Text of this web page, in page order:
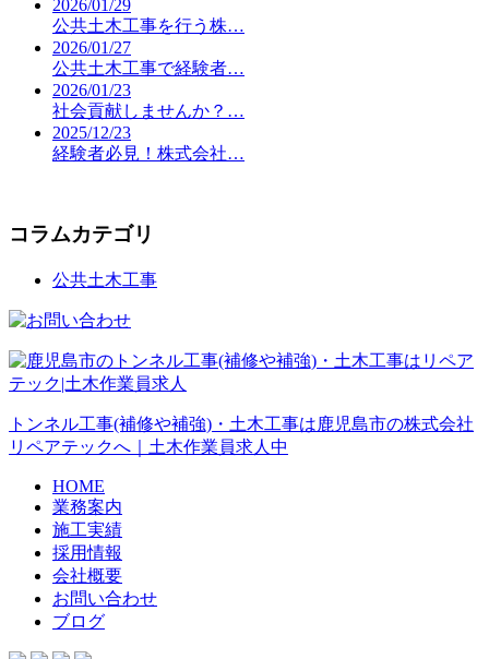
2026/01/29
公共土木工事を行う株…
2026/01/27
公共土木工事で経験者…
2026/01/23
社会貢献しませんか？…
2025/12/23
経験者必見！株式会社…
コラムカテゴリ
公共土木工事
トンネル工事(補修や補強)・土木工事は鹿児島市の株式会社
リペアテックへ｜土木作業員求人中
HOME
業務案内
施工実績
採用情報
会社概要
お問い合わせ
ブログ